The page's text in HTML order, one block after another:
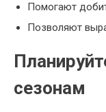
Помогают
Позволяют
сезонам